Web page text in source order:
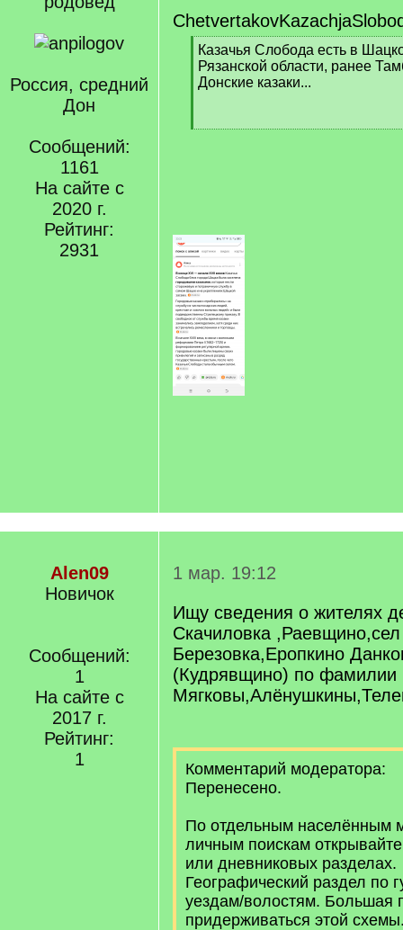
Россия, средний
Дон
Сообщений:
1161
На сайте с
2020 г.
Рейтинг:
2931
[
q
]
Казачья Слобода есть в
Рязанской области, ранее
Донские казаки...
[
Alen09
Новичок
Сообщений:
1
На сайте с
2017 г.
Рейтинг:
1
1 мар. 19:12
Ищу сведения о жителях
Скачиловка ,Раевщино,сел
Березовка,Еропкино
(Кудрявщино) по фамилии
Комментарий модератора:
Перенесено.
По отдельным населённым
личным поискам
или дневниковых разделах.
Географический раздел по
уездам/волостям. Большая
придерживаться этой